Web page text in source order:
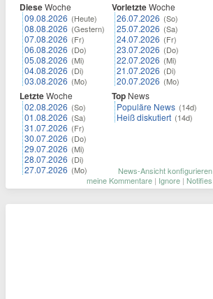
DieseWoche
09.08.2026 (Heute)
08.08.2026 (Gestern)
07.08.2026 (Fr)
06.08.2026 (Do)
05.08.2026 (Mi)
04.08.2026 (Di)
03.08.2026 (Mo)
LetzteWoche
02.08.2026 (So)
01.08.2026 (Sa)
31.07.2026 (Fr)
30.07.2026 (Do)
29.07.2026 (Mi)
28.07.2026 (Di)
27.07.2026 (Mo)
VorletzteWoche
26.07.2026 (So)
25.07.2026 (Sa)
24.07.2026 (Fr)
23.07.2026 (Do)
22.07.2026 (Mi)
21.07.2026 (Di)
20.07.2026 (Mo)
Top News
Populäre News (14d)
Heiß diskutiert (14d)
News-Ansicht konfigurieren
meine Kommentare | Ignore | Notifies